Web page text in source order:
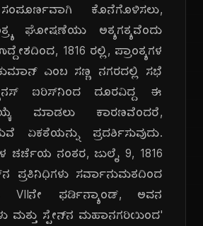
ಕೊನೆಗೊಳಿಸಲು,
ಘೋಷಣೆಯು ಅತ್ಯಗತ್ಯವೆಂದು
1816 ರಲ್ಲಿ, ಪ್ರಾಂತ್ಯಗಳ
ಎಂಬ ಸಣ್ಣ ನಗರದಲ್ಲಿ ಸಭೆ
ಐರಿಸ್‌ನಿಂದ ದೂರವಿದ್ದ ಈ
ಮಾಡಲು ಕಾರಣವೆಂದರೆ,
ಏಕತೆಯನ್ನು ಪ್ರದರ್ಶಿಸುವುದು.
ಚರ್ಚೆಯ ನಂತರ, ಜುಲೈ 9, 1816
ಪ್ರತಿನಿಧಿಗಳು ಸರ್ವಾನುಮತದಿಂದ
VIIನೇ ಫರ್ಡಿನ್ಯಾಂಡ್, ಅವನ
ಮತ್ತು ಸ್ಪೇನ್‌ನ ಮಹಾನಗರಿಯಿಂದ'